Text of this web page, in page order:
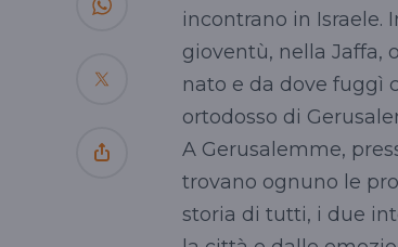
incontrano in Israele.
gioventù, nella Jaffa,
nato e da dove fuggì
ortodosso di
A Gerusalemme,
trovano ognuno le
storia di tutti, i due